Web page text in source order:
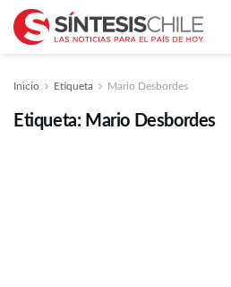
Inicio Etiqueta Mario Desbordes
Etiqueta: Mario Desbordes